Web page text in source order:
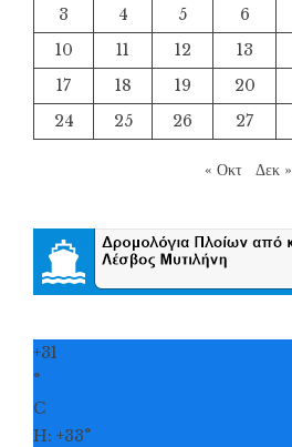
3
4 5 6
10
11 12 13
17
18 19 20
24
25 26 27
« Οκτ Δεκ »
+31
°
C
H: +33°